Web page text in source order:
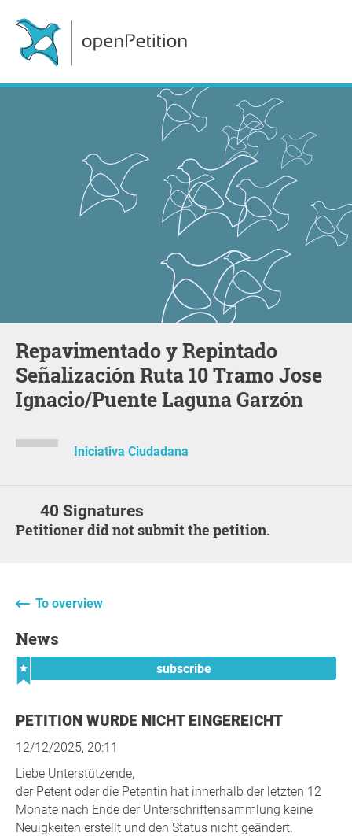
Repavimentado y Repintado
Señalización Ruta 10 Tramo Jose
Ignacio/Puente Laguna Garzón
Iniciativa Ciudadana
40 Signatures
Petitioner did not submit the petition.
To overview
News
subscribe
PETITION WURDE NICHT EINGEREICHT
12/12/2025, 20:11
Liebe Unterstützende,
der Petent oder die Petentin hat innerhalb der letzten 12
Monate nach Ende der Unterschriftensammlung keine
Neuigkeiten erstellt und den Status nicht geändert.